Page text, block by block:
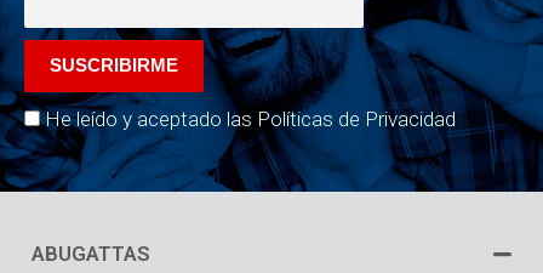
He leído y aceptado las Políticas de Privacidad
ABUGATTAS